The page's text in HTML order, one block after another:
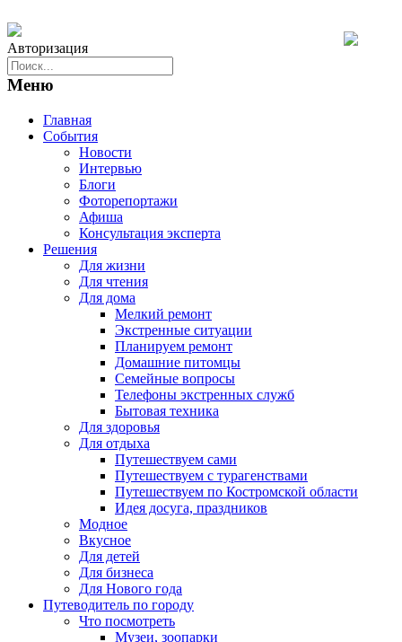
Авторизация
Меню
Главная
События
Новости
Интервью
Блоги
Фоторепортажи
Афиша
Консультация эксперта
Решения
Для жизни
Для чтения
Для дома
Мелкий ремонт
Экстренные ситуации
Планируем ремонт
Домашние питомцы
Семейные вопросы
Телефоны экстренных служб
Бытовая техника
Для здоровья
Для отдыха
Путешествуем сами
Путешествуем с турагенствами
Путешествуем по Костромской области
Идея досуга, праздников
Модное
Вкусное
Для детей
Для бизнеса
Для Нового года
Путеводитель по городу
Что посмотреть
Музеи, зоопарки